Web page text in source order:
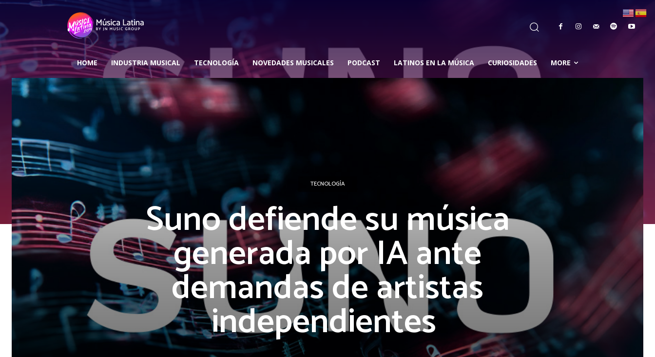
HOME INDUSTRIA MUSICAL TECNOLOGÍA NOVEDADES MUSICALES PODCAST LATINOS EN LA MÚSICA CURIOSIDADES MORE
TECNOLOGÍA
Suno defiende su música
generada por IA ante
demandas de artistas
independientes